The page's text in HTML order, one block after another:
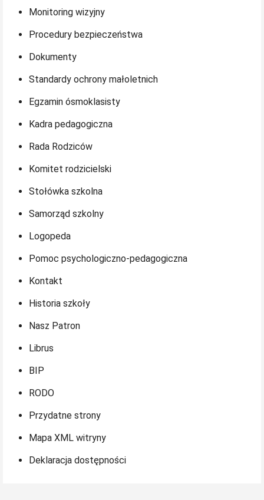
Monitoring wizyjny
Procedury bezpieczeństwa
Dokumenty
Standardy ochrony małoletnich
Egzamin ósmoklasisty
Kadra pedagogiczna
Rada Rodziców
Komitet rodzicielski
Stołówka szkolna
Samorząd szkolny
Logopeda
Pomoc psychologiczno-pedagogiczna
Kontakt
Historia szkoły
Nasz Patron
Librus
BIP
RODO
Przydatne strony
Mapa XML witryny
Deklaracja dostępności